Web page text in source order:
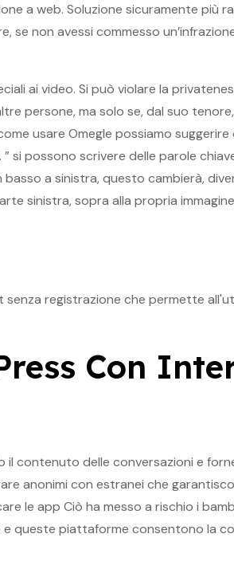
a web. Soluzione sicuramente più
se non avessi commesso
ai video. Si può violare la
persone, ma solo se, dal suo
usare Omegle possiamo suggerire
si possono scrivere delle parole
a sinistra, questo cambierà,
sinistra, sopra alla propria
senza registrazione che permette
Con
contenuto delle conversazioni e
anonimi con estranei che
le app Ciò ha messo a rischio i
queste piattaforme consentono la